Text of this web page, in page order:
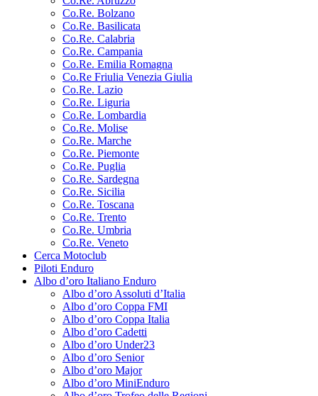
Co.Re. Bolzano
Co.Re. Basilicata
Co.Re. Calabria
Co.Re. Campania
Co.Re. Emilia Romagna
Co.Re Friulia Venezia Giulia
Co.Re. Lazio
Co.Re. Liguria
Co.Re. Lombardia
Co.Re. Molise
Co.Re. Marche
Co.Re. Piemonte
Co.Re. Puglia
Co.Re. Sardegna
Co.Re. Sicilia
Co.Re. Toscana
Co.Re. Trento
Co.Re. Umbria
Co.Re. Veneto
Cerca Motoclub
Piloti Enduro
Albo d’oro Italiano Enduro
Albo d’oro Assoluti d’Italia
Albo d’oro Coppa FMI
Albo d’oro Coppa Italia
Albo d’oro Cadetti
Albo d’oro Under23
Albo d’oro Senior
Albo d’oro Major
Albo d’oro MiniEnduro